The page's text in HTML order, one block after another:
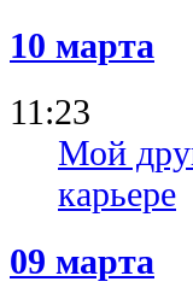
10 марта
11:23
Мой
карьере
09 марта